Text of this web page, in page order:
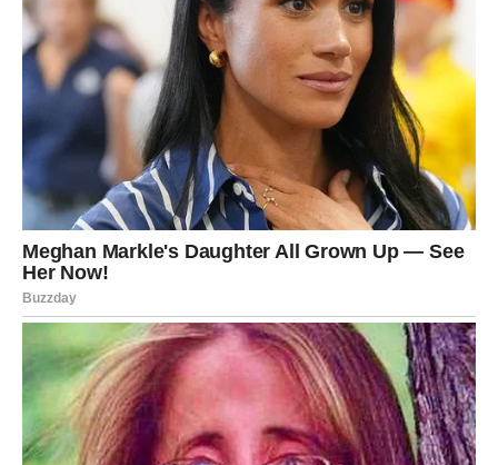
DJEVICA
Pred vama su dani tokom kojih ćete konačno jasno vidjeti
da se trud ipak isplatio.
Jedna odluka ili razgovor donose vam veliko olakšanje.
Sudbina vam otvara nova vrata
Pred vama su mnogo mirniji i sretniji dani.